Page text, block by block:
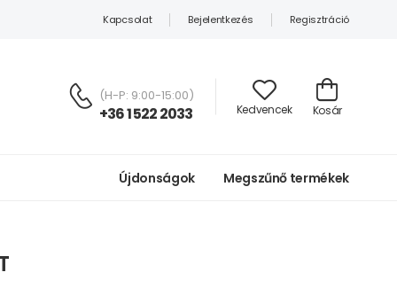
Kapcsolat Bejelentkezés Regisztráció
(H-P: 9:00-15:00)
+36 1 522 2033 Kedvencek Kosár
Újdonságok Megszűnő termékek